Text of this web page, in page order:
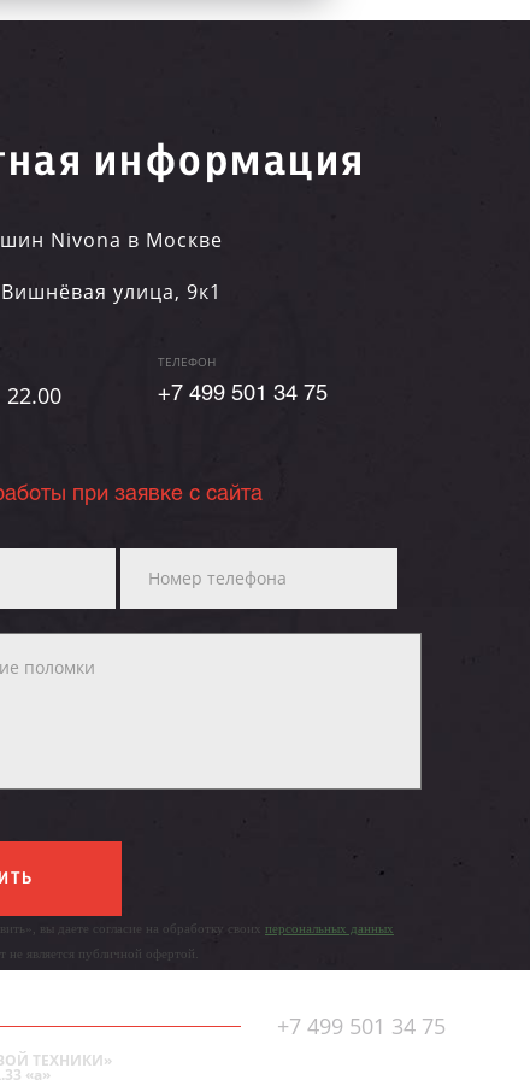
информация
Nivona в Москве
Вишнёвая улица, 9к1
ТЕЛЕФОН
+7 499 501 34 75
при заявке с сайта
вы даете согласие на обработку своих персональных данных
не является публичной офертой.
+7 499 501 34 75
ТЕХНИКИ»
«а»